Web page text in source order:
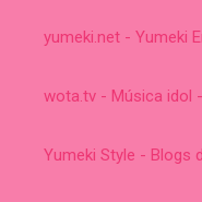
yumeki.net - Yumeki
wota.tv - Música idol
Yumeki Style - Blogs